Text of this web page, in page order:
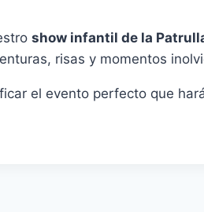
show infantil de la
risas y momentos
el evento perfecto que